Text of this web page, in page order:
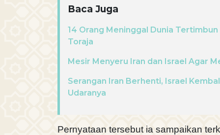
Baca Juga
14 Orang Meninggal Dunia
Toraja
Mesir Menyeru Iran dan Israel Agar
Serangan Iran Berhenti, Israel
Udaranya
Pernyataan tersebut ia sampaikan